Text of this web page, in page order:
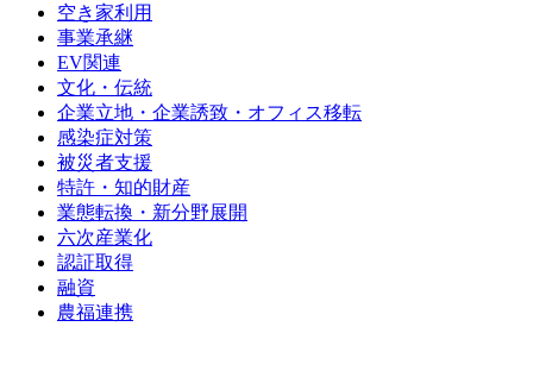
空き家利用
事業承継
EV関連
文化・伝統
企業立地・企業誘致・オフィス移転
感染症対策
被災者支援
特許・知的財産
業態転換・新分野展開
六次産業化
認証取得
融資
農福連携